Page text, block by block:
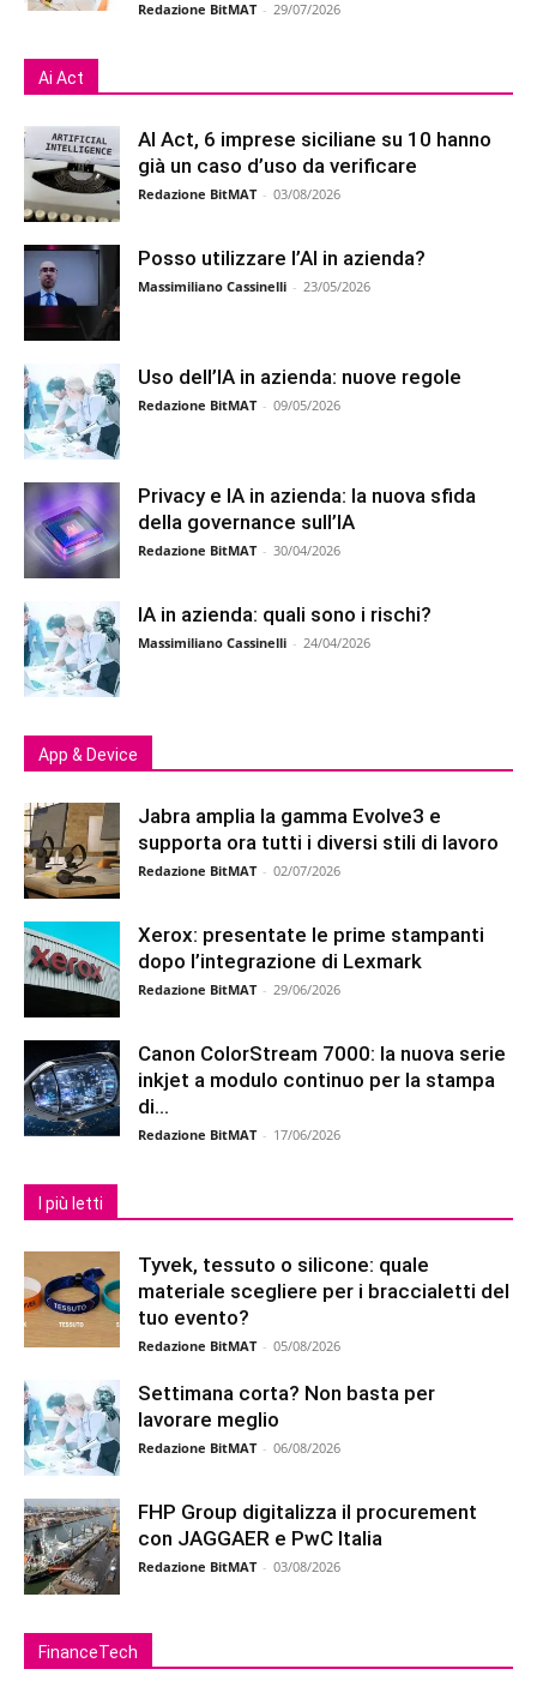
Redazione BitMAT - 29/07/2026
Ai Act
AI Act, 6 imprese siciliane su 10 hanno
già un caso d’uso da verificare
Redazione BitMAT - 03/08/2026
Posso utilizzare l’AI in azienda?
Massimiliano Cassinelli - 23/05/2026
Uso dell’IA in azienda: nuove regole
Redazione BitMAT - 09/05/2026
Privacy e IA in azienda: la nuova sfida
della governance sull’IA
Redazione BitMAT - 30/04/2026
IA in azienda: quali sono i rischi?
Massimiliano Cassinelli - 24/04/2026
App & Device
Jabra amplia la gamma Evolve3 e
supporta ora tutti i diversi stili di lavoro
Redazione BitMAT - 02/07/2026
Xerox: presentate le prime stampanti
dopo l’integrazione di Lexmark
Redazione BitMAT - 29/06/2026
Canon ColorStream 7000: la nuova serie
inkjet a modulo continuo per la stampa
di...
Redazione BitMAT - 17/06/2026
I più letti
Tyvek, tessuto o silicone: quale
materiale scegliere per i braccialetti del
tuo evento?
Redazione BitMAT - 05/08/2026
Settimana corta? Non basta per
lavorare meglio
Redazione BitMAT - 06/08/2026
FHP Group digitalizza il procurement
con JAGGAER e PwC Italia
Redazione BitMAT - 03/08/2026
FinanceTech